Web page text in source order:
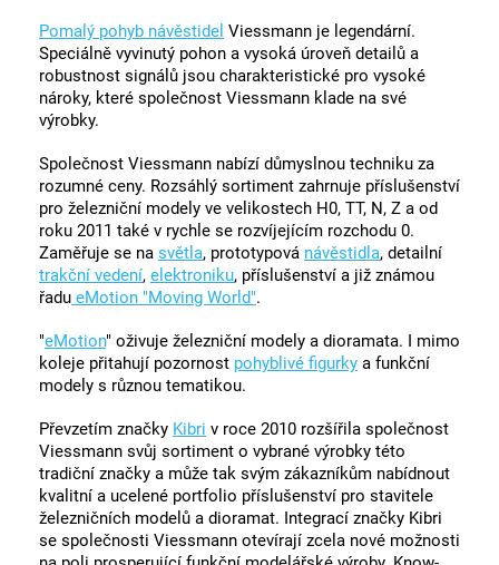
Pomalý pohyb návěstidel Viessmann je legendární.
Speciálně vyvinutý pohon a vysoká úroveň detailů a
robustnost signálů jsou charakteristické pro vysoké
nároky, které společnost Viessmann klade na své
výrobky.
Společnost Viessmann nabízí důmyslnou techniku za
rozumné ceny. Rozsáhlý sortiment zahrnuje příslušenství
pro železniční modely ve velikostech H0, TT, N, Z a od
roku 2011 také v rychle se rozvíjejícím rozchodu 0.
Zaměřuje se na světla, prototypová návěstidla, detailní
trakční vedení, elektroniku, příslušenství a již známou
řadu eMotion "Moving World".
"eMotion" oživuje železniční modely a dioramata. I mimo
koleje přitahují pozornost pohyblivé figurky a funkční
modely s různou tematikou.
Převzetím značky Kibri v roce 2010 rozšířila společnost
Viessmann svůj sortiment o vybrané výrobky této
tradiční značky a může tak svým zákazníkům nabídnout
kvalitní a ucelené portfolio příslušenství pro stavitele
železničních modelů a dioramat. Integrací značky Kibri
se společnosti Viessmann otevírají zcela nové možnosti